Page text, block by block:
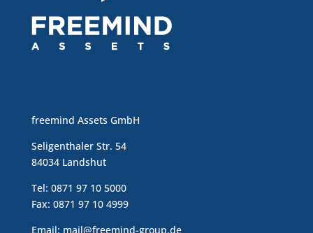
freemind Assets GmbH
Seligenthaler Str. 54
84034 Landshut
Tel: 0871 97 10 5000
Fax: 0871 97 10 4999
Email: mail@freemind-group.de